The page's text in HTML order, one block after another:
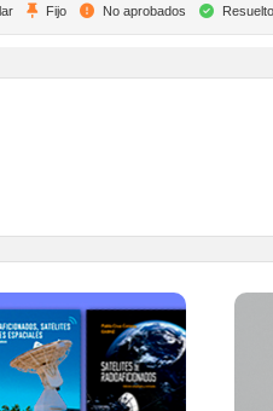
Fijo No aprobados Resuelto
URE